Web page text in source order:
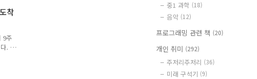
착
9주
. 이
환
중1 과학 (18)
음악 (12)
프로그래밍 관련 책 (20)
개인 취미 (292)
주저리주저리 (36)
미래 구석기 (9)